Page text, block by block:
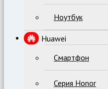
Ноутбук
Huawei
Смартфон
Серия Honor